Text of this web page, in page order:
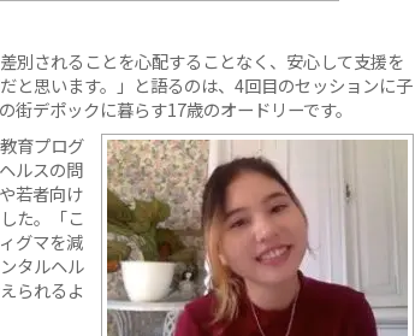
別されることを心配することなく、安心して支援を
と思います。」と語るのは、4回目のセッションに子
街デポックに暮らす17歳のオードリーです。
育プログ
ルスの問
若者向け
た。「こ
グマを減
タルヘル
られるよ